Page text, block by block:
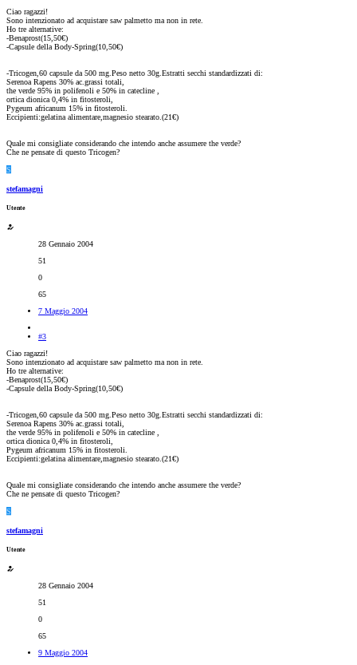
Ciao ragazzi!
Sono intenzionato ad acquistare saw palmetto ma non in rete.
Ho tre alternative:
-Benaprost(15,50€)
-Capsule della Body-Spring(10,50€)
-Tricogen,60 capsule da 500 mg.Peso netto 30g.Estratti secchi standardizzati di:
Serenoa Rapens 30% ac.grassi totali,
the verde 95% in polifenoli e 50% in catecline ,
ortica dionica 0,4% in fitosteroli,
Pygeum africanum 15% in fitosteroli.
Eccipienti:gelatina alimentare,magnesio stearato.(21€)
Quale mi consigliate considerando che intendo anche assumere the verde?
Che ne pensate di questo Tricogen?
S
stefamagni
Utente
28 Gennaio 2004
51
0
65
7 Maggio 2004
#3
Ciao ragazzi!
Sono intenzionato ad acquistare saw palmetto ma non in rete.
Ho tre alternative:
-Benaprost(15,50€)
-Capsule della Body-Spring(10,50€)
-Tricogen,60 capsule da 500 mg.Peso netto 30g.Estratti secchi standardizzati di:
Serenoa Rapens 30% ac.grassi totali,
the verde 95% in polifenoli e 50% in catecline ,
ortica dionica 0,4% in fitosteroli,
Pygeum africanum 15% in fitosteroli.
Eccipienti:gelatina alimentare,magnesio stearato.(21€)
Quale mi consigliate considerando che intendo anche assumere the verde?
Che ne pensate di questo Tricogen?
S
stefamagni
Utente
28 Gennaio 2004
51
0
65
9 Maggio 2004